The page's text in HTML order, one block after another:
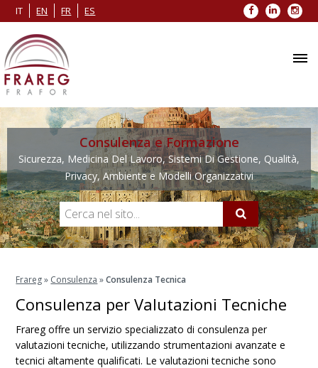
IT EN FR ES Facebook
LinkedIn
Consulenza e Formazione
Sicurezza, Medicina Del Lavoro, Sistemi Di Gestione, Qualità,
Privacy, Ambiente e Modelli Organizzativi
Frareg» Consulenza »Consulenza Tecnica
Consulenza per Valutazioni Tecniche
Frareg offre un servizio specializzato di consulenza per
valutazioni tecniche, utilizzando strumentazioni avanzate e
tecnici altamente qualificati. Le valutazioni tecniche sono